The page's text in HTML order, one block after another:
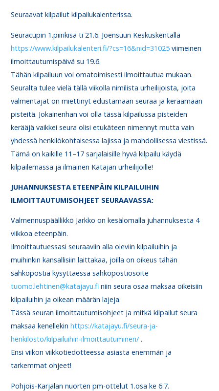
Seuraavat kilpailut kilpailukalenterissa.
Seuracupin 1.piirikisa ti 21.6. Joensuun Keskuskentällä
https://www.kilpailukalenteri.fi/?cs=16&nid=31025 viimeinen
ilmoittautumispäivä su 19.6.
Tähän kilpailuun voi omatoimisesti ilmoittautua mukaan.
Seuralta tulee vielä tällä viikolla nimilista urheilijoista, joita
valmentajat on miettinyt edustamaan seuraa ja keräämään
pisteitä. Jokainenhan voi olla tässä kilpailussa pisteiden
kerääjä vaikkei seura olisi etukäteen nimennyt mutta vain
yhdessä henkilökohtaisessa lajissa ja mahdollisessa viestissä.
Tämä on kaikille 11–17 sarjalaisille hyvä kilpailu käydä
kilpailemassa ja ilmainen Katajan urheilijoille!
JUHANNUKSESTA ETEENPÄIN KILPAILUIHIN
ILMOITTAUTUMISOHJEET SEURAAVASSA:
Valmennuspäällikkö Jarkko on kesälomalla juhannuksesta 4
viikkoa eteenpäin.
Ilmoittautuessasi seuraaviin alla oleviin kilpailuihin ja
muihinkin kansallisiin laittakaa, joilla on oikeus tähän
sähköpostia kysyttäessä sähköpostiosoite
tuomo.lehtinen@katajayu.fi niin seura osaa maksaa oikeisiin
kilpailuihin ja oikean määrän lajeja.
Tässä seuran ilmoittautumisohjeet ja mitkä kilpailut seura
maksaa kenellekinhttps://katajayu.fi/seura-ja-
henkilosto/kilpailuihin-ilmoittautuminen/ .
Ensi viikon viikkotiedotteessa asiasta enemmän ja
tarkemmat ohjeet!
Pohjois-Karjalan nuorten pm-ottelut 1.osa ke 6.7.